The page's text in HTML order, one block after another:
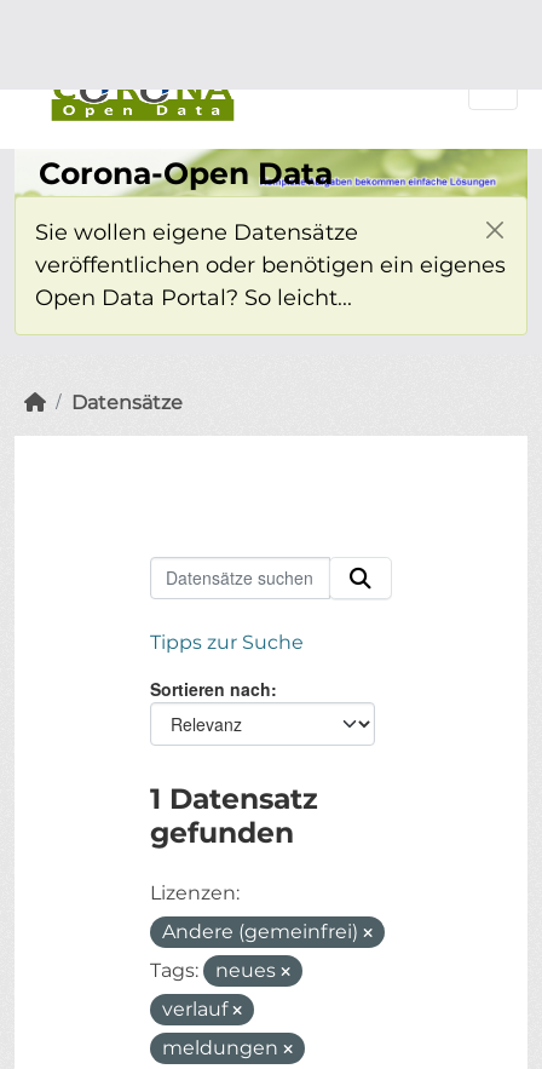
Corona-Open Data
Sie wollen eigene Datensätze
veröffentlichen oder benötigen ein eigenes
Open Data Portal? So leicht...
Datensätze
Tipps zur Suche
Sortieren nach
1 Datensatz
gefunden
Lizenzen:
Andere (gemeinfrei)
Tags:
neues
verlauf
meldungen